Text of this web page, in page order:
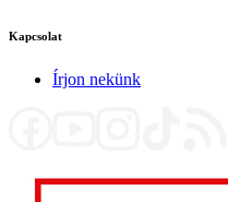
Kapcsolat
Írjon nekünk